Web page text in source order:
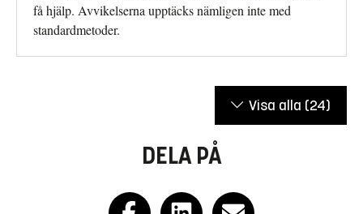
få hjälp. Avvikelserna upptäcks nämligen inte med
standardmetoder.
Visa alla (24)
DELA PÅ